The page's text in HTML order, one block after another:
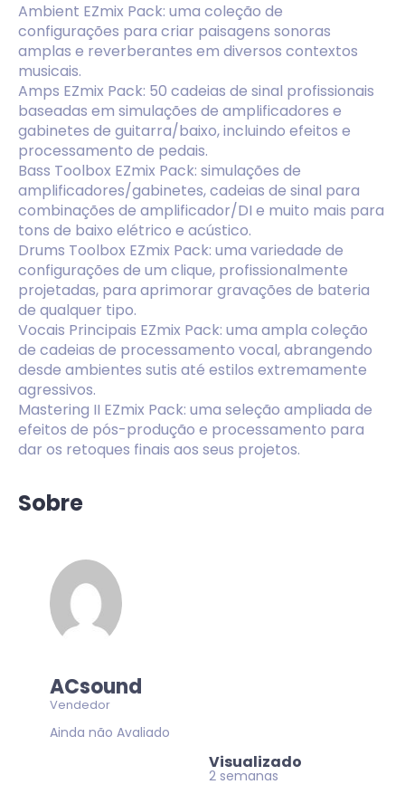
Ambient EZmix Pack: uma coleção de
configurações para criar paisagens sonoras
amplas e reverberantes em diversos contextos
musicais.
Amps EZmix Pack: 50 cadeias de sinal profissionais
baseadas em simulações de amplificadores e
gabinetes de guitarra/baixo, incluindo efeitos e
processamento de pedais.
Bass Toolbox EZmix Pack: simulações de
amplificadores/gabinetes, cadeias de sinal para
combinações de amplificador/DI e muito mais para
tons de baixo elétrico e acústico.
Drums Toolbox EZmix Pack: uma variedade de
configurações de um clique, profissionalmente
projetadas, para aprimorar gravações de bateria
de qualquer tipo.
Vocais Principais EZmix Pack: uma ampla coleção
de cadeias de processamento vocal, abrangendo
desde ambientes sutis até estilos extremamente
agressivos.
Mastering II EZmix Pack: uma seleção ampliada de
efeitos de pós-produção e processamento para
dar os retoques finais aos seus projetos.
Sobre
ACsound
Vendedor
Ainda não Avaliado
Visualizado
2 semanas